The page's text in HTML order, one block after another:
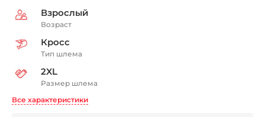
Взрослый
Возраст
Кросс
Тип шлема
2XL
Размер шлема
Все характеристики